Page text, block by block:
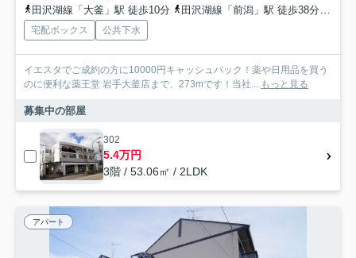
田沢湖線「大釜」駅 徒歩10分
田沢湖線「前潟」駅 徒歩38分
宅配ボックス 公共下水
イエスタでご成約の方に10000円キャッシュバック！薬や日用品を買う
のに便利な薬王堂 岩手大釜店まで、273mです！当社... もっと見る
募集中の部屋
302
5.4万円
3階 / 53.06㎡ / 2LDK
アパート